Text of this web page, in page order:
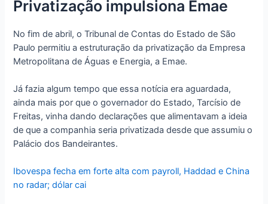
Privatização impulsiona Emae
No fim de abril, o Tribunal de Contas do Estado de São
Paulo permitiu a estruturação da privatização da Empresa
Metropolitana de Águas e Energia, a Emae.
Já fazia algum tempo que essa notícia era aguardada,
ainda mais por que o governador do Estado, Tarcísio de
Freitas, vinha dando declarações que alimentavam a ideia
de que a companhia seria privatizada desde que assumiu o
Palácio dos Bandeirantes.
Ibovespa fecha em forte alta com payroll, Haddad e China
no radar; dólar cai